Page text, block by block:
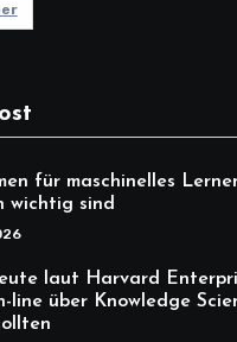
für maschinelles
wichtig sind
laut Harvard
line über Knowledge